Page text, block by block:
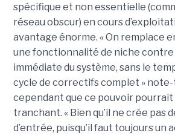
spécifique et non essentielle
réseau obscur) en cours
avantage énorme. « On remplace
une fonctionnalité de niche contre
immédiate du système, sans le
cycle de correctifs complet »
cependant que ce pouvoir pourrait
tranchant. « Bien qu’il ne crée pas
d’entrée, puisqu’il faut toujours un